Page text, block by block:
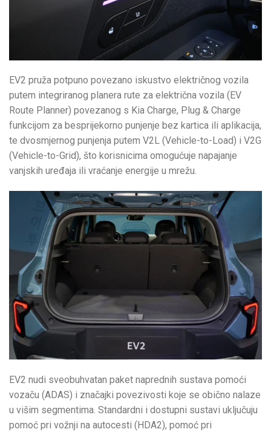
EV2 pruža potpuno povezano iskustvo električnog vozila
putem integriranog planera rute za električna vozila (EV
Route Planner) povezanog s Kia Charge, Plug & Charge
funkcijom za besprijekorno punjenje bez kartica ili aplikacija,
te dvosmjernog punjenja putem V2L (Vehicle-to-Load) i V2G
(Vehicle-to-Grid), što korisnicima omogućuje napajanje
vanjskih uređaja ili vraćanje energije u mrežu.
EV2 nudi sveobuhvatan paket naprednih sustava pomoći
vozaču (ADAS) i značajki povezivosti koje se obično nalaze
u višim segmentima. Standardni i dostupni sustavi uključuju
pomoć pri vožnji na autocesti (HDA2), pomoć pri